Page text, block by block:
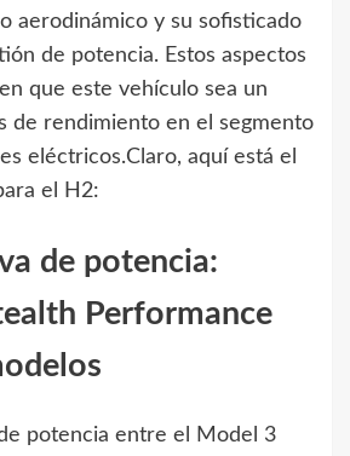
aerodinámico y su sofisticado
de potencia. Estos aspectos
que este vehículo sea un
de rendimiento en el segmento
eléctricos.Claro, aquí está el
el H2:
de potencia:
Performance
potencia entre el Model 3